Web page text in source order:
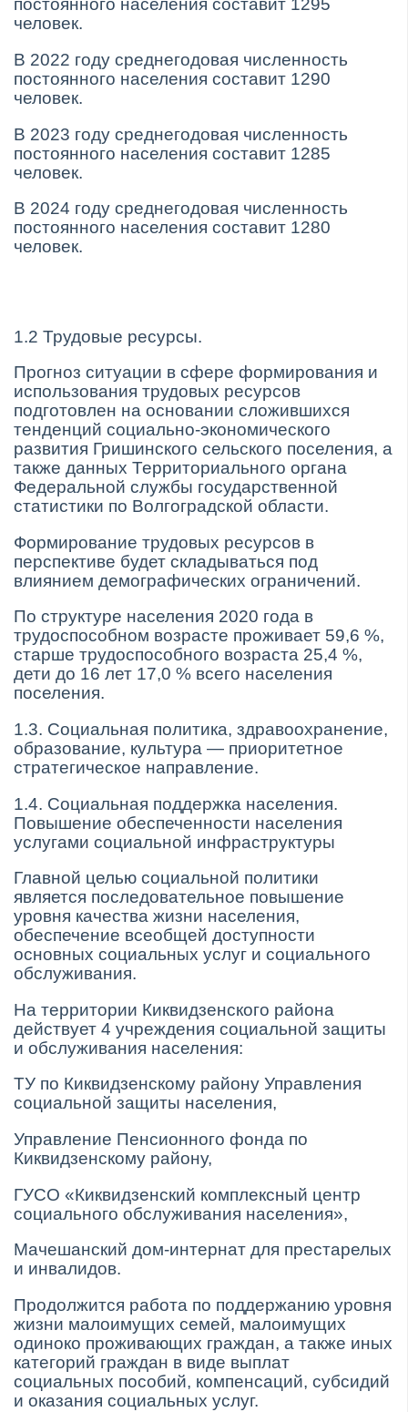
постоянного населения составит 1295
человек.
В 2022 году среднегодовая численность
постоянного населения составит 1290
человек.
В 2023 году среднегодовая численность
постоянного населения составит 1285
человек.
В 2024 году среднегодовая численность
постоянного населения составит 1280
человек.
1.2 Трудовые ресурсы.
Прогноз ситуации в сфере формирования и
использования трудовых ресурсов
подготовлен на основании сложившихся
тенденций социально-экономического
развития Гришинского сельского поселения, а
также данных Территориального органа
Федеральной службы государственной
статистики по Волгоградской области.
Формирование трудовых ресурсов в
перспективе будет складываться под
влиянием демографических ограничений.
По структуре населения 2020 года в
трудоспособном возрасте проживает 59,6 %,
старше трудоспособного возраста 25,4 %,
дети до 16 лет 17,0 % всего населения
поселения.
1.3. Социальная политика, здравоохранение,
образование, культура — приоритетное
стратегическое направление.
1.4. Социальная поддержка населения.
Повышение обеспеченности населения
услугами социальной инфраструктуры
Главной целью социальной политики
является последовательное повышение
уровня качества жизни населения,
обеспечение всеобщей доступности
основных социальных услуг и социального
обслуживания.
На территории Киквидзенского района
действует 4 учреждения социальной защиты
и обслуживания населения:
ТУ по Киквидзенскому району Управления
социальной защиты населения,
Управление Пенсионного фонда по
Киквидзенскому району,
ГУСО «Киквидзенский комплексный центр
социального обслуживания населения»,
Мачешанский дом-интернат для престарелых
и инвалидов.
Продолжится работа по поддержанию уровня
жизни малоимущих семей, малоимущих
одиноко проживающих граждан, а также иных
категорий граждан в виде выплат
социальных пособий, компенсаций, субсидий
и оказания социальных услуг.